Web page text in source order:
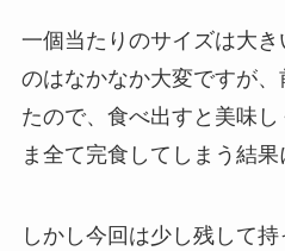
一個当たりのサイズは大
のはなかなか大変ですが
たので、食べ出すと美味
ま全て完食してしまう結果
しかし今回は少し残して